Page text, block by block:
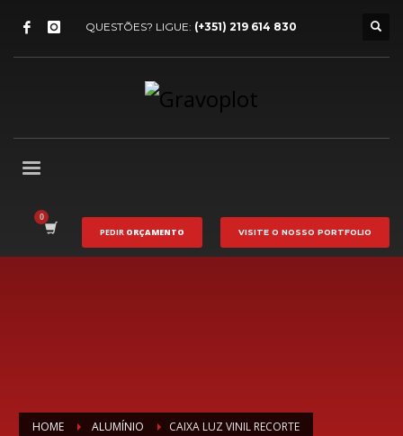
QUESTÕES? LIGUE: (+351) 219 614 830
PEDIR ORÇAMENTO VISITE O NOSSO PORTFOLIO
HOME ALUMÍNIO CAIXA LUZ VINIL RECORTE